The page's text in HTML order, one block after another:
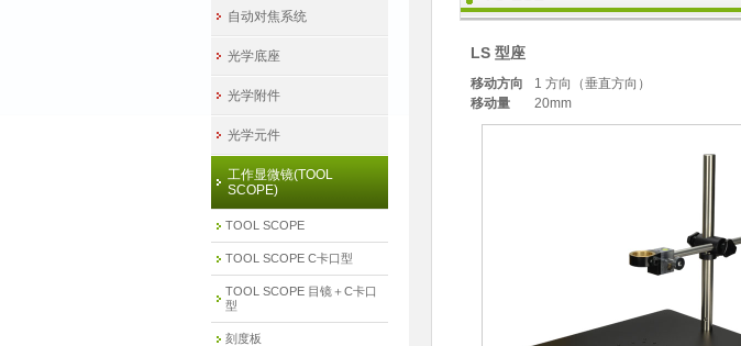
LS 型座
移动方向
1 方向（垂直方向）
移动量
20mm
自动对焦系统
光学底座
光学附件
光学元件
工作显微镜(TOOL
SCOPE)
TOOL SCOPE
TOOL SCOPE C卡口型
TOOL SCOPE 目镜＋C卡口
型
刻度板